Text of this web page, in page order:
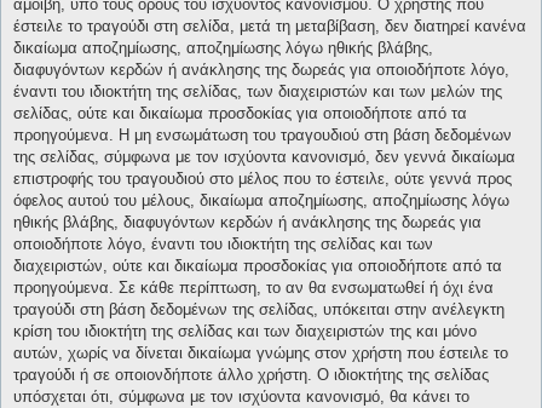
αμοιβή, υπό τους όρους του ισχύοντος κανονισμού. Ο χρήστης που
έστειλε το τραγούδι στη σελίδα, μετά τη μεταβίβαση, δεν διατηρεί κανένα
δικαίωμα αποζημίωσης, αποζημίωσης λόγω ηθικής βλάβης,
διαφυγόντων κερδών ή ανάκλησης της δωρεάς για οποιοδήποτε λόγο,
έναντι του ιδιοκτήτη της σελίδας, των διαχειριστών και των μελών της
σελίδας, ούτε και δικαίωμα προσδοκίας για οποιοδήποτε από τα
προηγούμενα. Η μη ενσωμάτωση του τραγουδιού στη βάση δεδομένων
της σελίδας, σύμφωνα με τον ισχύοντα κανονισμό, δεν γεννά δικαίωμα
επιστροφής του τραγουδιού στο μέλος που το έστειλε, ούτε γεννά προς
όφελος αυτού του μέλους, δικαίωμα αποζημίωσης, αποζημίωσης λόγω
ηθικής βλάβης, διαφυγόντων κερδών ή ανάκλησης της δωρεάς για
οποιοδήποτε λόγο, έναντι του ιδιοκτήτη της σελίδας και των
διαχειριστών, ούτε και δικαίωμα προσδοκίας για οποιοδήποτε από τα
προηγούμενα. Σε κάθε περίπτωση, το αν θα ενσωματωθεί ή όχι ένα
τραγούδι στη βάση δεδομένων της σελίδας, υπόκειται στην ανέλεγκτη
κρίση του ιδιοκτήτη της σελίδας και των διαχειριστών της και μόνο
αυτών, χωρίς να δίνεται δικαίωμα γνώμης στον χρήστη που έστειλε το
τραγούδι ή σε οποιονδήποτε άλλο χρήστη. Ο ιδιοκτήτης της σελίδας
υπόσχεται ότι, σύμφωνα με τον ισχύοντα κανονισμό, θα κάνει το